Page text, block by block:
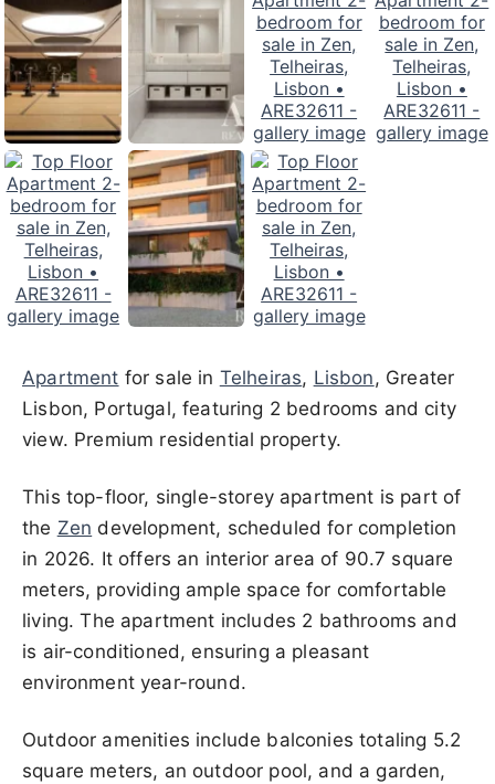
Apartment for sale in Telheiras, Lisbon, Greater
Lisbon, Portugal, featuring 2 bedrooms and city
view. Premium residential property.
This top-floor, single-storey apartment is part of
the Zen development, scheduled for completion
in 2026. It offers an interior area of 90.7 square
meters, providing ample space for comfortable
living. The apartment includes 2 bathrooms and
is air-conditioned, ensuring a pleasant
environment year-round.
Outdoor amenities include balconies totaling 5.2
square meters, an outdoor pool, and a garden,